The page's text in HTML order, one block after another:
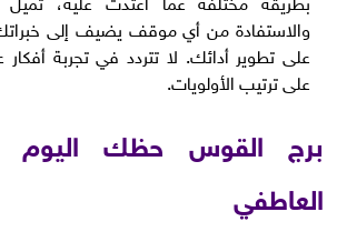
والاستفادة من أي موقف يضيف إلى
على تطوير أدائك. لا تتردد في تجربة
على ترتيب الأولويات.
برج القوس حظك اليوم
العاطفي